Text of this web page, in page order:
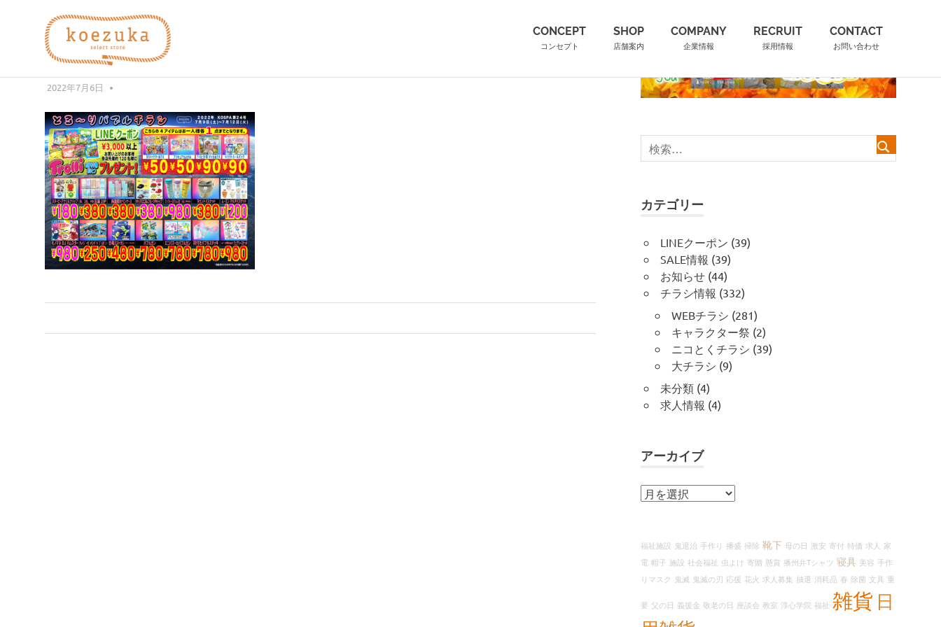
ツ
え
づ
か）
つ
る
シ
ア
ワ
セ。
CONCEPT
コンセプト
SHOP
店舗案内
COMPANY
企業情報
RECRUIT
採用情報
CONTACT
お問い合わせ
KOSPA24
2022年7月6日
の
カテゴリー
LINEクーポン (39)
SALE情報 (39)
お知らせ (44)
チラシ情報 (332)
WEBチラシ (281)
キャラクター祭 (2)
ニコとくチラシ (39)
大チラシ (9)
未分類 (4)
求人情報 (4)
アーカイブ
ア
イ
ブ
福祉施設 鬼退治 手作り 播盛 掃除 靴下 母の日 激安 寄付 特価 求人 家
電 帽子 施設 社会福祉 虫よけ 寄贈 懸賞 播州弁Tシャツ 寝具 美容 手作
りマスク 鬼滅 鬼滅の刃 応援 花火 求人募集 抽選 消耗品 春 除菌 文具 重
要 父の日 義援金 敬老の日 座談会 教室 淳心学院 福祉 雑貨 日